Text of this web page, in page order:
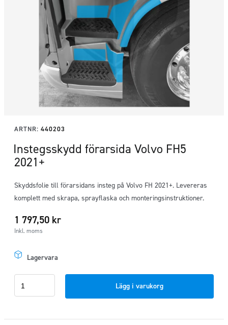
ARTNR: 440203
Instegsskydd förarsida Volvo FH5
2021+
Skyddsfolie till förarsidans insteg på Volvo FH 2021+. Levereras
komplett med skrapa, sprayflaska och monteringsinstruktioner.
1 797,50 kr
Inkl. moms
Lagervara
FH5
Lägg i varukorg